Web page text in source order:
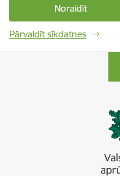
Noraidīt
Pārvaldīt sīkdatnes